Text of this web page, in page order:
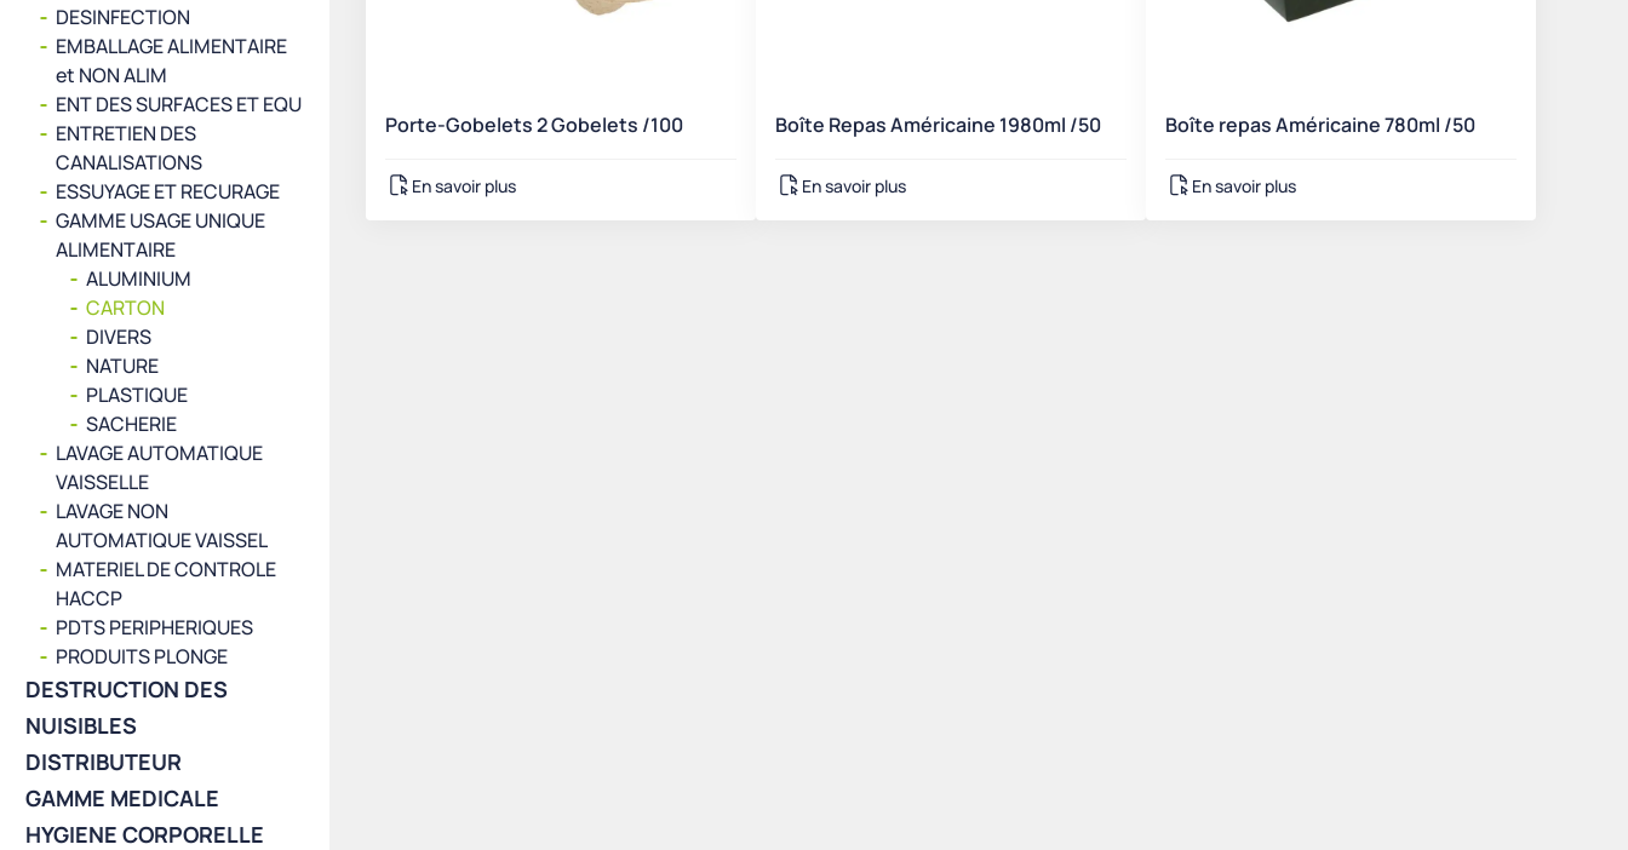
Porte-Gobelets 2 Gobelets /100
En savoir plus
Boîte Repas Américaine 1980ml /50
En savoir plus
Boîte repas Américaine 780ml /50
En savoir plus
DESINFECTION
EMBALLAGE ALIMENTAIRE
et NON ALIM
ENT DES SURFACES ET EQU
ENTRETIEN DES
CANALISATIONS
ESSUYAGE ET RECURAGE
GAMME USAGE UNIQUE
ALIMENTAIRE
ALUMINIUM
CARTON
DIVERS
NATURE
PLASTIQUE
SACHERIE
LAVAGE AUTOMATIQUE
VAISSELLE
LAVAGE NON
AUTOMATIQUE VAISSEL
MATERIEL DE CONTROLE
HACCP
PDTS PERIPHERIQUES
PRODUITS PLONGE
DESTRUCTION DES
NUISIBLES
DISTRIBUTEUR
GAMME MEDICALE
HYGIENE CORPORELLE